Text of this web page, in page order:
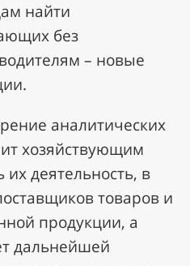
найти
без
– новые
аналитических
хозяйствующим
их деятельность, в
товаров и
продукции, а
дальнейшей